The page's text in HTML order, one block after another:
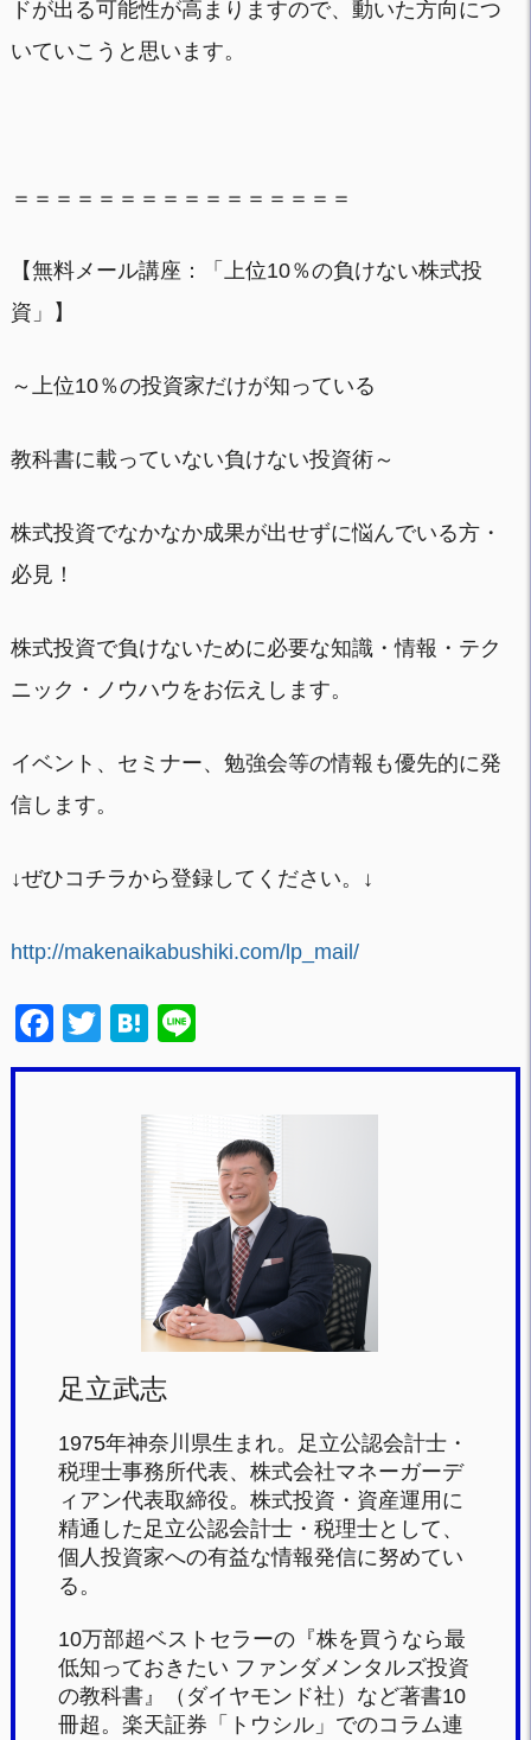
ドが出る可能性が高まりますので、動いた方向につ
いていこうと思います。
＝＝＝＝＝＝＝＝＝＝＝＝＝＝＝＝
【無料メール講座：「上位10％の負けない株式投
資」】
～上位10％の投資家だけが知っている
教科書に載っていない負けない投資術～
株式投資でなかなか成果が出せずに悩んでいる方・
必見！
株式投資で負けないために必要な知識・情報・テク
ニック・ノウハウをお伝えします。
イベント、セミナー、勉強会等の情報も優先的に発
信します。
↓ぜひコチラから登録してください。↓
http://makenaikabushiki.com/lp_mail/
F
a
T
wi
H
at
n
a
n
足立武志
1975年神奈川県生まれ。足立公認会計士・
税理士事務所代表、株式会社マネーガーデ
ィアン代表取締役。株式投資・資産運用に
精通した足立公認会計士・税理士として、
個人投資家への有益な情報発信に努めてい
る。
10万部超ベストセラーの『株を買うなら最
低知っておきたい ファンダメンタルズ投資
の教科書』（ダイヤモンド社）など著書10
冊超。楽天証券「トウシル」でのコラム連